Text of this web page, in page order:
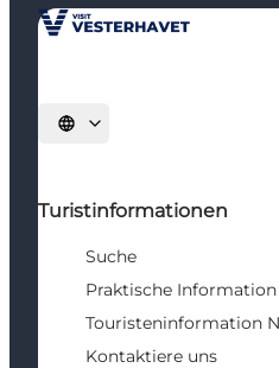
Sprache auswählen
Turistinformationen
Suche
Praktische Information
Touristeninformation
Kontaktiere uns